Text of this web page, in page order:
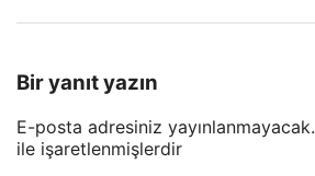
Bir yanıt yazın
E-posta adresiniz yayınlanmayacak.
ile işaretlenmişlerdir